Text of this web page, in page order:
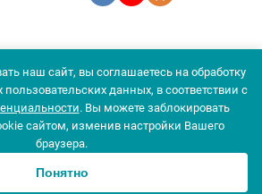
ООО «Наблюдательные приборы»
конфеденциальности
персональных данных
использования
наш сайт, вы соглашаетесь на обработку
пользовательских данных, в соответствии с
. Вы можете заблокировать
сайтом, изменив настройки Вашего
браузера.
Понятно